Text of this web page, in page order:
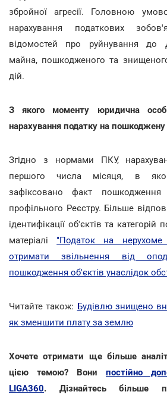
збройної агресії. Головною
нарахування податкових
відомостей про руйнування до
майна, пошкодженого та
дій.
З якого моменту юридична
нарахування податку на пошкоджену
Згідно з нормами ПКУ,
першого числа місяця, в
зафіксовано факт
профільного Реєстру. Більше
ідентифікації об'єктів та
матеріалі "Податок на
отримати звільнення від
пошкодження об'єктів унаслідок
Читайте також: Будівлю знищено
як зменшити плату за землю
Хочете отримати ще більше
цією темою? Вони постійно
LIGA360. Дізнайтесь більше